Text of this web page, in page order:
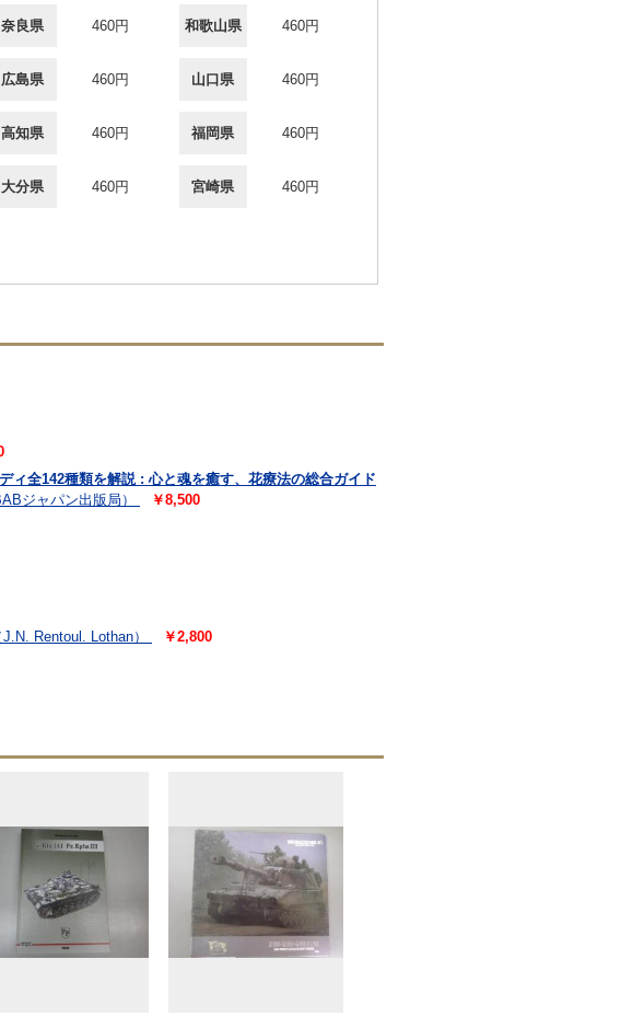
奈良県 460円 和歌山県 460円
広島県 460円 山口県 460円
高知県 460円 福岡県 460円
大分県 460円 宮崎県 460円
ィ全142種類を解説 : 心と魂を癒す、花療法の総合ガイド
ジャパン出版局）
￥8,500
J.N. Rentoul. Lothan） ￥2,800